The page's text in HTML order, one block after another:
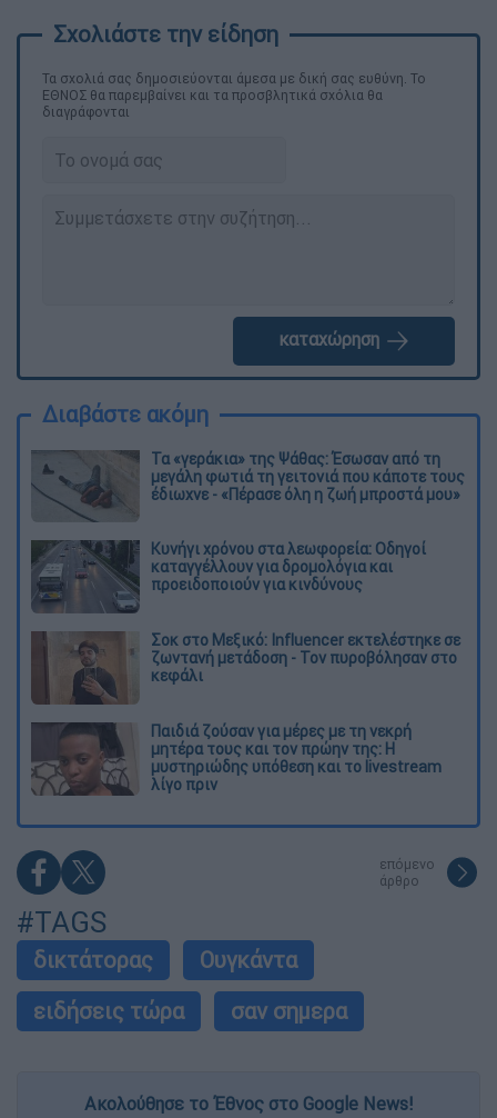
Τα σχολιά σας δημοσιεύονται άμεσα με δική σας ευθύνη. Το
ΕΘΝΟΣ θα παρεμβαίνει και τα προσβλητικά σχόλια θα
διαγράφονται
καταχώρηση
Διαβάστε ακόμη
Τα «γεράκια» της Ψάθας: Έσωσαν από τη
μεγάλη φωτιά τη γειτονιά που κάποτε τους
έδιωχνε - «Πέρασε όλη η ζωή μπροστά μου»
Κυνήγι χρόνου στα λεωφορεία: Οδηγοί
καταγγέλλουν για δρομολόγια και
προειδοποιούν για κινδύνους
Σοκ στο Μεξικό: Influencer εκτελέστηκε σε
ζωντανή μετάδοση - Τον πυροβόλησαν στο
κεφάλι
Παιδιά ζούσαν για μέρες με τη νεκρή
μητέρα τους και τον πρώην της: Η
μυστηριώδης υπόθεση και το livestream
λίγο πριν
επόμενο
άρθρο
#TAGS
δικτάτορας
Ουγκάντα
ειδήσεις τώρα
σαν σημερα
Ακολούθησε το Έθνος στο Google News!